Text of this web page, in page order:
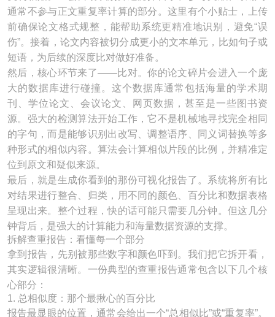
通常不参与正文重复率计算的部分。这里有个小贴士，上传
前确保论文格式规整，能帮助系统更精准地识别，避免“误
伤”。接着，论文内容被切分成更小的文本单元，比如句子或
短语，为后续的深度比对做好准备。
然后，核心环节来了——比对。你的论文碎片会进入一个庞
大的数据库进行碰撞。这个数据库通常包括海量的学术期
刊、学位论文、会议论文、网页数据，甚至是一些图书资
源。强大的检测算法开始工作，它不是机械地寻找完全相同
的字句，而是能够识别出改写、调整语序、同义词替换等多
种形式的相似内容。算法会计算相似片段的比例，并精准定
位到原文和疑似来源。
最后，就是生成你看到的那份可视化报告了。系统将所有比
对结果进行整合、归类，用不同的颜色、百分比和数据表格
呈现出来。整个过程，快的话可能只需要几分钟。但这几分
钟背后，是强大的计算能力和海量数据资源的支撑。
拆解查重报告：看懂每一个部分
拿到报告，先别被那些数字和颜色吓到。我们把它拆开看，
其实逻辑很清晰。一份典型的查重报告通常包含以下几个核
心部分：
1. 总相似度：那个最揪心的百分比
报告最显眼的位置，通常会给出一个“总相似比”或“重复率”。